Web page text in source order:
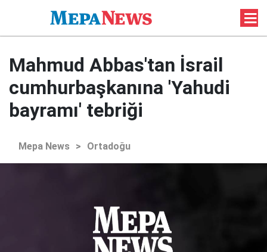
Mahmud Abbas'tan İsrail
cumhurbaşkanına 'Yahudi
bayramı' tebriği
Mepa News > Ortadoğu